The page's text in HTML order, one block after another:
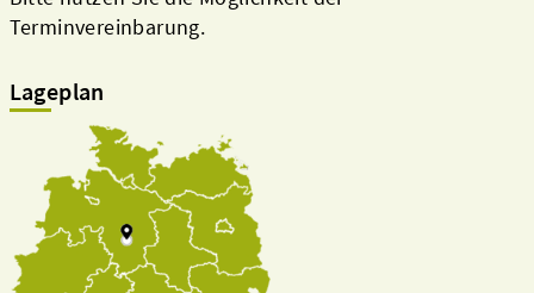
Terminvereinbarung.
Lageplan